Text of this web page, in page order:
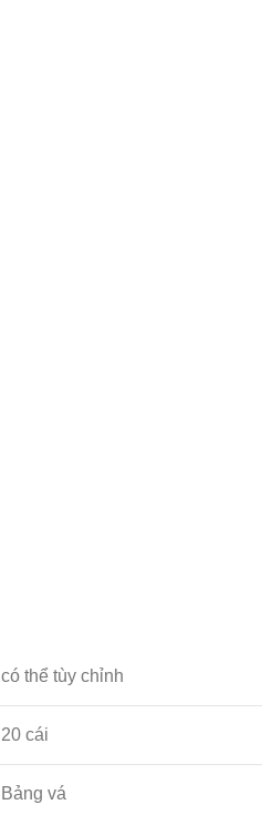
có thể tùy chỉnh
20 cái
Bảng vá